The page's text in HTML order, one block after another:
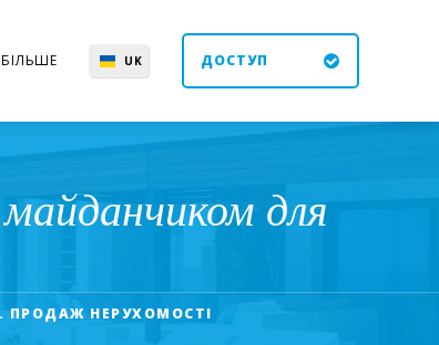
БІЛЬШЕ UK ДОСТУП
для
ПРОДАЖ НЕРУХОМОСТІ